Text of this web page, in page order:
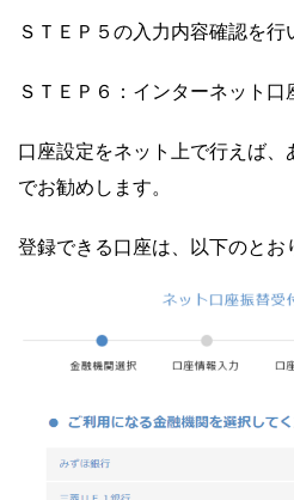
ＳＴＥＰ５の入力内容確認を行
ＳＴＥＰ６：インターネット口
口座設定をネット上で行えば
でお勧めします。
登録できる口座は、以下のとお